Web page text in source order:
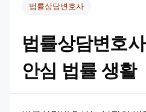
법률상담변호사
법률상담변호
안심 법률 생활